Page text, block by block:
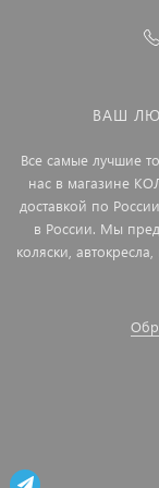
ВАШ
Все самые лучшие
нас в магазине
доставкой по
в России. Мы
коляски,